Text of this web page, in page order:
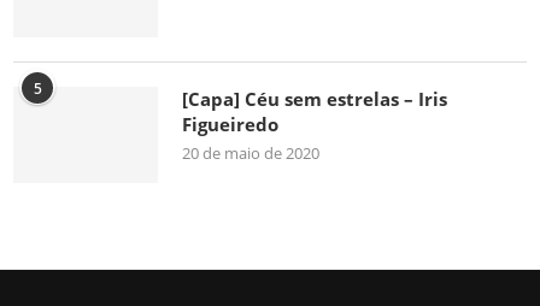
5
[Capa] Céu sem estrelas – Iris
Figueiredo
20 de maio de 2020